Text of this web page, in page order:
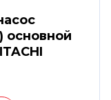
основной